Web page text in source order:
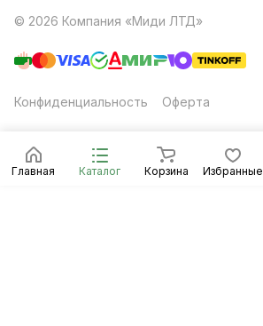
Главная Каталог Корзина Избранные
© 2026 Компания «Миди ЛТД»
Конфиденциальность Оферта